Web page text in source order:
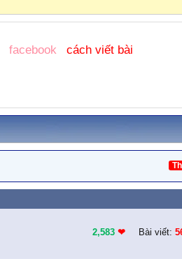
facebook cách viết bài
2,583 ❤︎ Bài viết: